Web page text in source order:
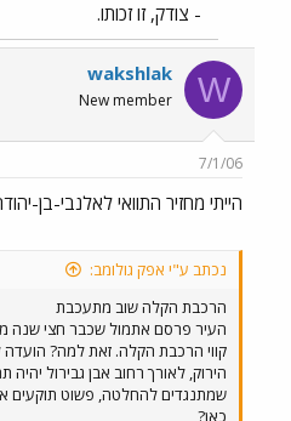
- צודק, זו זכותו.
W
wakshlak
New member
7/1/06
הייתי מחזיר התוואי לאלנבי-בן-
נכתב ע"י אפק גולומב:
הרכבת הקלה שוב מתעכבת
העיר פרסם אתמול שכבר חצי שנה
קווי הרכבת הקלה. זאת למה?
הירוק, לאורך רחוב אבן גבירול
שמתנגדים להחלטה, פשוט תוקעים
כאן?